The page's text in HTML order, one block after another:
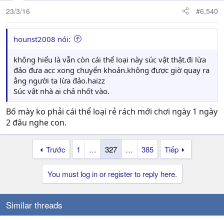
23/3/16 #6,540
hounst2008 nói:
không hiểu là vẫn còn cái thể loại này súc vật thật.đi lừa
đảo đưa acc xong chuyển khoản.không được giờ quay ra
ẳng người ta lừa đảo.haizz
Súc vật nhà ai chả nhốt vào.
Bố mày ko phải cái thể loại rẻ rách mới chơi ngày 1 ngày
2 đâu nghe con.
Trước 1 … 327 … 385 Tiếp
You must log in or register to reply here.
Similar threads